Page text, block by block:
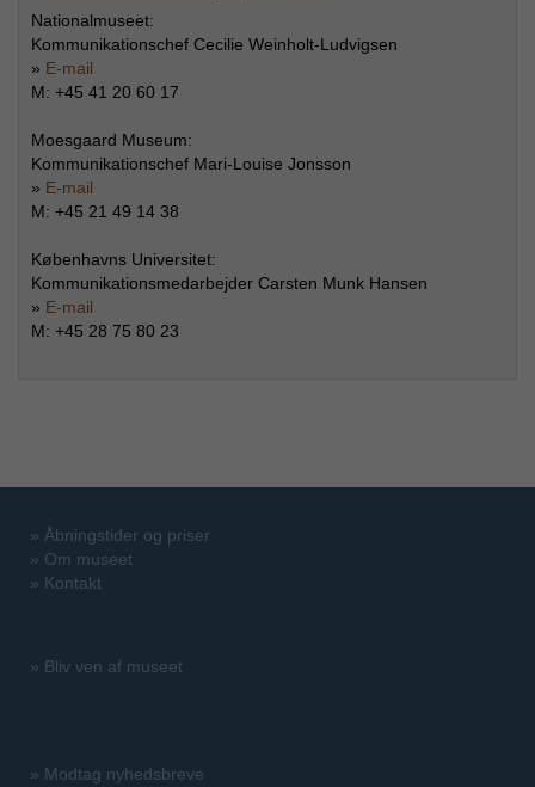
Nationalmuseet:
Kommunikationschef Cecilie Weinholt-Ludvigsen
» E-mail
M: +45 41 20 60 17
Moesgaard Museum:
Kommunikationschef Mari-Louise Jonsson
» E-mail
M: +45 21 49 14 38
Københavns Universitet:
Kommunikationsmedarbejder Carsten Munk Hansen
» E-mail
M: +45 28 75 80 23
» Åbningstider og priser
» Om museet
» Kontakt
» Bliv ven af museet
» Modtag nyhedsbreve